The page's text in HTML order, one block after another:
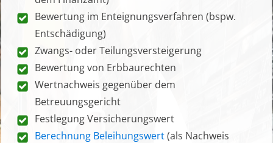
Bewertung im Enteignungsverfahren (bspw.
Entschädigung)
Zwangs- oder Teilungsversteigerung
Bewertung von Erbbaurechten
Wertnachweis gegenüber dem
Betreuungsgericht
Festlegung Versicherungswert
Berechnung Beleihungswert(als Nachweis